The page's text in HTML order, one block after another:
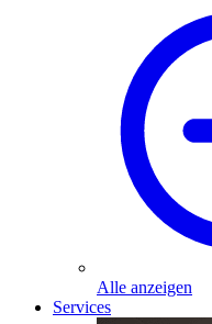
Alle anzeigen
Services